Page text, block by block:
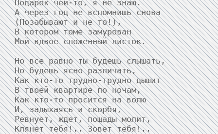
Подарок чей-то, я не знаю.
А через год не вспомнишь снова
(Позабывают и не то!),
В котором томе замурован
Мой вдвое сложенный листок.
Но все равно ты будешь слышать,
Но будешь ясно различать,
Как кто-то трудно-трудно дышит
В твоей квартире по ночам,
Как кто-то просится на волю
И, задыхаясь и скорбя,
Ревнует, ждет, пощады молит,
Клянет тебя!.. Зовет тебя!..